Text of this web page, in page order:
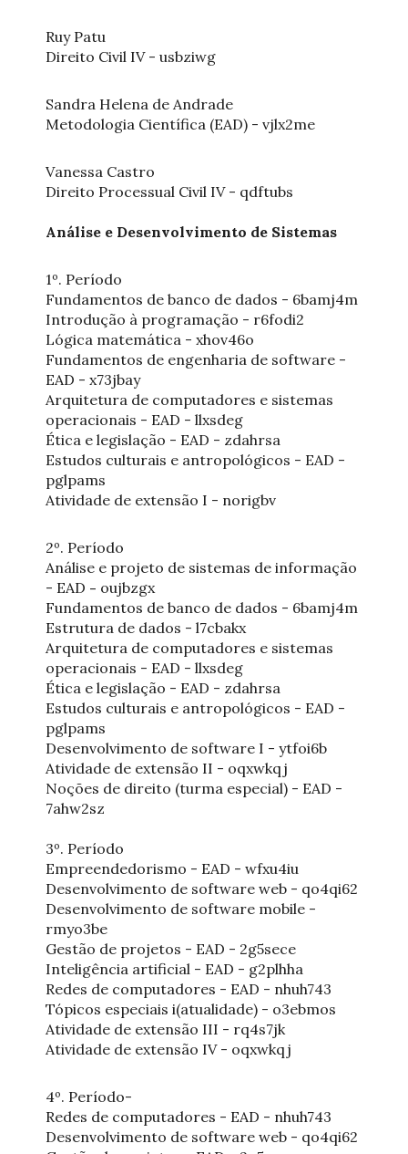
Ruy Patu
Direito Civil IV - usbziwg
Sandra Helena de Andrade
Metodologia Científica (EAD) - vjlx2me
Vanessa Castro
Direito Processual Civil IV - qdftubs
Análise e Desenvolvimento de Sistemas
1º. Período
Fundamentos de banco de dados - 6bamj4m
Introdução à programação - r6fodi2
Lógica matemática - xhov46o
Fundamentos de engenharia de software -
EAD - x73jbay
Arquitetura de computadores e sistemas
operacionais - EAD - llxsdeg
Ética e legislação - EAD - zdahrsa
Estudos culturais e antropológicos - EAD -
pglpams
Atividade de extensão I - norigbv
2º. Período
Análise e projeto de sistemas de informação
- EAD - oujbzgx
Fundamentos de banco de dados - 6bamj4m
Estrutura de dados - l7cbakx
Arquitetura de computadores e sistemas
operacionais - EAD - llxsdeg
Ética e legislação - EAD - zdahrsa
Estudos culturais e antropológicos - EAD -
pglpams
Desenvolvimento de software I - ytfoi6b
Atividade de extensão II - oqxwkqj
Noções de direito (turma especial) - EAD -
7ahw2sz
3º. Período
Empreendedorismo - EAD - wfxu4iu
Desenvolvimento de software web - qo4qi62
Desenvolvimento de software mobile -
rmyo3be
Gestão de projetos - EAD - 2g5sece
Inteligência artificial - EAD - g2plhha
Redes de computadores - EAD - nhuh743
Tópicos especiais i(atualidade) - o3ebmos
Atividade de extensão III - rq4s7jk
Atividade de extensão IV - oqxwkqj
4º. Período-
Redes de computadores - EAD - nhuh743
Desenvolvimento de software web - qo4qi62